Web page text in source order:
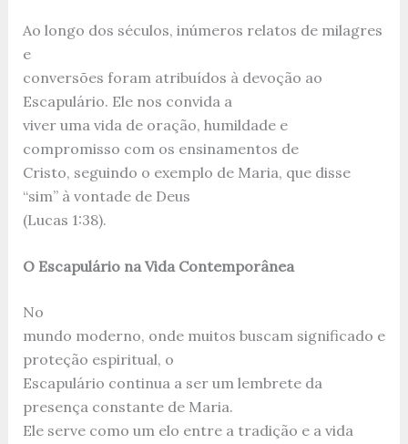
Ao longo dos séculos, inúmeros relatos de milagres
e
conversões foram atribuídos à devoção ao
Escapulário. Ele nos convida a
viver uma vida de oração, humildade e
compromisso com os ensinamentos de
Cristo, seguindo o exemplo de Maria, que disse
“sim” à vontade de Deus
(Lucas 1:38).
O Escapulário na Vida Contemporânea
No
mundo moderno, onde muitos buscam significado e
proteção espiritual, o
Escapulário continua a ser um lembrete da
presença constante de Maria.
Ele serve como um elo entre a tradição e a vida